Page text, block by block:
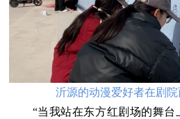
沂源的动漫爱好者在剧院
“当我站在东方红剧场的舞台